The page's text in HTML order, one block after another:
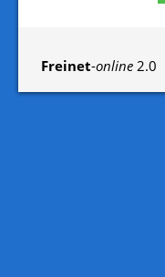
Freinet-online 2.0